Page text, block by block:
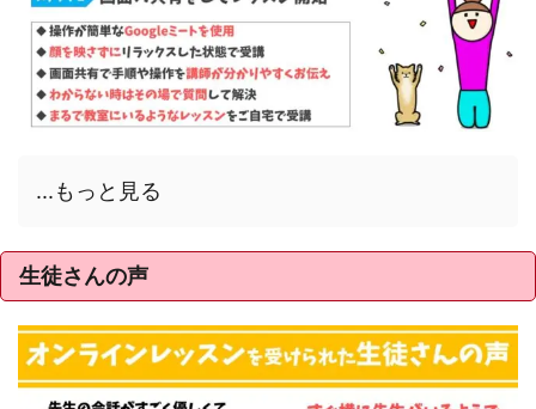
...もっと見る
生徒さんの声